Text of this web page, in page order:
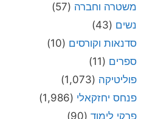
משטרה וחברה (57)
נשים (43)
סדנאות וקורסים (10)
ספרים (11)
פוליטיקה (1,073)
פנחס יחזקאלי (1,986)
פרקי לימוד (90)